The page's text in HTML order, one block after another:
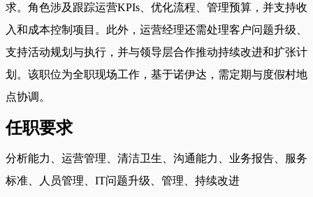
求。角色涉及跟踪运营KPIs、优化流程、管理预算，并支持收
入和成本控制项目。此外，运营经理还需处理客户问题升级、
支持活动规划与执行，并与领导层合作推动持续改进和扩张计
划。该职位为全职现场工作，基于诺伊达，需定期与度假村地
点协调。
任职要求
分析能力、运营管理、清洁卫生、沟通能力、业务报告、服务
标准、人员管理、IT问题升级、管理、持续改进